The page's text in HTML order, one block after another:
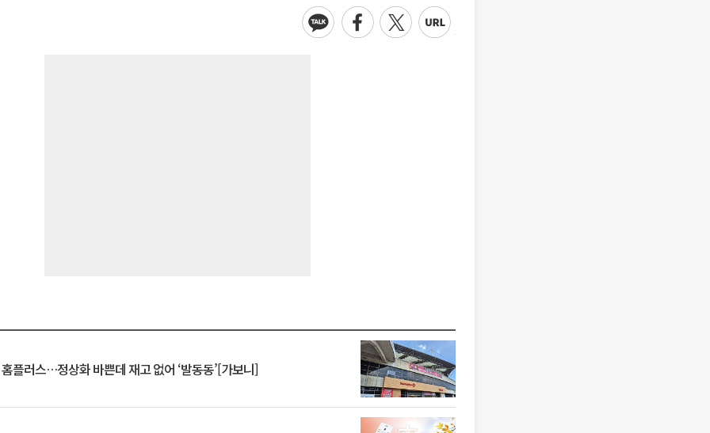
플러스…정상화 바쁜데 재고 없어 ‘발동동’[가보니]